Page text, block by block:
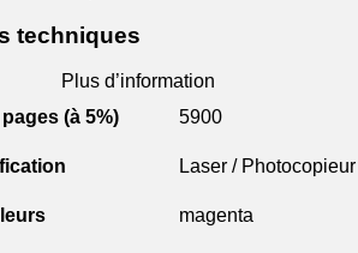
techniques
Plus d’information
(à 5%)
5900
Laser / Photocopieur
magenta